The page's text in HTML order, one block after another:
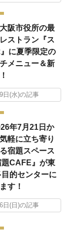
阪市役所の最
ストラン『ス
に夏季限定の
メニュー＆新
日(水)の記事
年7月21日か
軽に立ち寄り
宿題スペース
題CAFE』が東
的センターに
す！
日(日)の記事